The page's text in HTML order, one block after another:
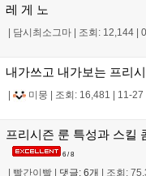
레 게 노
| 담시최소그마 | 조회: 12,144 |
내가쓰고 내가보는 프리
| 미뭉 | 조회: 16,481 | 11-27
프리시즌 룬 특성과 스킬
6 / 8
빨간이빨 댓글: 6개 조회: